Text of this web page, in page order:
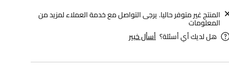
المنتج غير متوفر حاليا. يرجى التواصل مع خدمة العملاء لمزيد من
المعلومات
هل لديك أي أسئلة؟ أسأل خبير